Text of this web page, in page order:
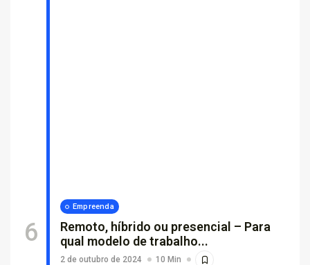
Empreenda
Remoto, híbrido ou presencial – Para
qual modelo de trabalho...
2 de outubro de 2024 10 Min